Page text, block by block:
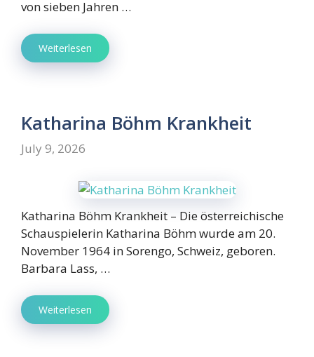
von sieben Jahren …
Weiterlesen
Katharina Böhm Krankheit
July 9, 2026
Katharina Böhm Krankheit – Die österreichische
Schauspielerin Katharina Böhm wurde am 20.
November 1964 in Sorengo, Schweiz, geboren.
Barbara Lass, …
Weiterlesen